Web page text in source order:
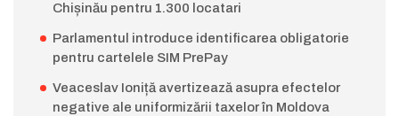
Chișinău pentru 1.300 locatari
Parlamentul introduce identificarea obligatorie
pentru cartelele SIM PrePay
Veaceslav Ioniță avertizează asupra efectelor
negative ale uniformizării taxelor în Moldova